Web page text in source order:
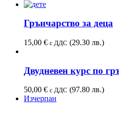
Грънчарство за деца
15,00 € с ДДС (29.30 лв.)
Двудневен курс по
50,00 € с ДДС (97.80 лв.)
Изчерпан